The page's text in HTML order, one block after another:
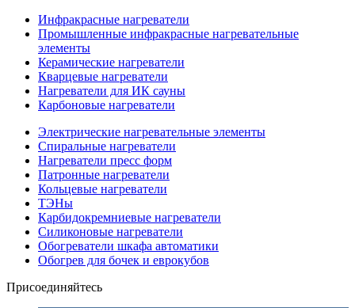
Инфракрасные нагреватели
Промышленные инфракрасные нагревательные
элементы
Керамические нагреватели
Кварцевые нагреватели
Нагреватели для ИК сауны
Карбоновые нагреватели
Электрические нагревательные элементы
Спиральные нагреватели
Нагреватели пресс форм
Патронные нагреватели
Кольцевые нагреватели
ТЭНы
Карбидокремниевые нагреватели
Силиконовые нагреватели
Обогреватели шкафа автоматики
Обогрев для бочек и еврокубов
Присоединяйтесь